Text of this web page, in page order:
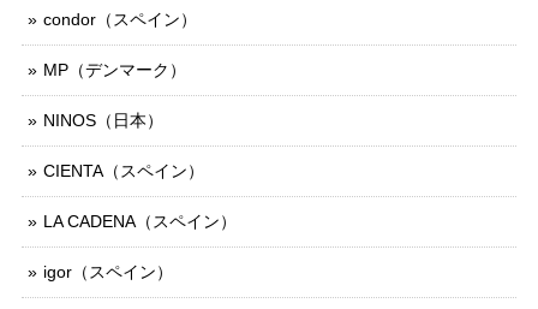
condor（スペイン）
MP（デンマーク）
NINOS（日本）
CIENTA（スペイン）
LA CADENA（スペイン）
igor（スペイン）